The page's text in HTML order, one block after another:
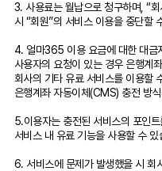
3. 사용료는 월납으로 청구하며, “
시 “회원”의 서비스 이용을 중단할
4. 얼마365 이용 요금에 대한 대금
사용자의 요청이 있는 경우 은행계
회사의 기타 유료 서비스를 이용할
은행계좌 자동이체(CMS) 충전 방
5.이용자는 충전된 서비스의 포인
서비스 내 유료 기능을 사용할 수 있
6. 서비스에 문제가 발생했을 시 회